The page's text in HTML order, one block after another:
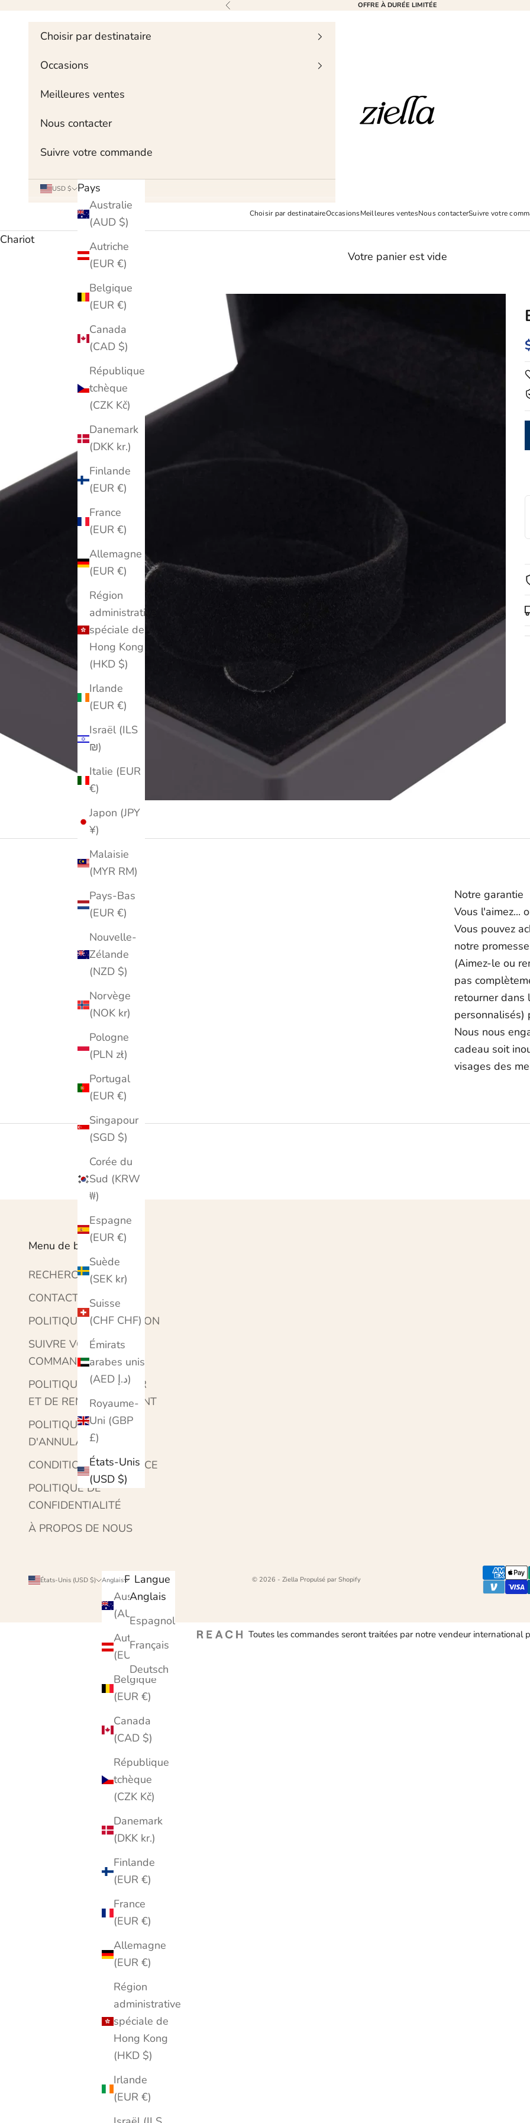
Précédent OFFRE À DURÉE LIMITÉE
Ziella
Choisir par destinataireOccasionsMeilleures ventesNous contacterSuivre votre
Choisir par destinataire
Occasions
Meilleures ventes
Nous contacter
Suivre votre commande
USD $
Pays
Australie
(AUD $)
Autriche
(EUR €)
Belgique
(EUR €)
Canada
(CAD $)
République
tchèque
(CZK Kč)
Danemark
(DKK kr.)
Finlande
(EUR €)
France
(EUR €)
Allemagne
(EUR €)
Région
administrative
spéciale de
Hong Kong
(HKD $)
Irlande
(EUR €)
Israël (ILS
₪)
Italie (EUR
€)
Japon (JPY
¥)
Malaisie
(MYR RM)
Pays-Bas
(EUR €)
Nouvelle-
Zélande
(NZD $)
Norvège
(NOK kr)
Pologne
(PLN zł)
Portugal
(EUR €)
Singapour
(SGD $)
Corée du
Sud (KRW
₩)
Espagne
(EUR €)
Suède
(SEK kr)
Suisse
(CHF CHF)
Émirats
arabes unis
(AED د.إ)
Royaume-
Uni (GBP
£)
États-Unis
(USD $)
Chariot
Votre panier est vide
Notre garantie
Vous l'aimez...
Vous pouvez
notre
(Aimez-le ou
pas
retourner dans
personnalisés)
Nous nous
cadeau soit
visages des
Menu de bas de page
RECHERCHE
CONTACTEZ-NOUS
POLITIQUE D'EXPÉDITION
SUIVRE VOTRE
COMMANDE
POLITIQUE DE RETOUR
ET DE REMBOURSEMENT
POLITIQUE
D'ANNULATION
CONDITIONS DE SERVICE
POLITIQUE DE
CONFIDENTIALITÉ
À PROPOS DE NOUS
États-Unis (USD $)
Pays
Australie
Autriche
Belgique
(EUR €)
Canada
(CAD $)
République
tchèque
(CZK Kč)
Danemark
(DKK kr.)
Finlande
(EUR €)
France
(EUR €)
Allemagne
(EUR €)
Région
administrative
spéciale de
Hong Kong
(HKD $)
Irlande
(EUR €)
Anglais
Langue
Anglais
Espagnol
Français
Deutsch
© 2026 - Ziella Propulsé par Shopify
Toutes les commandes seront traitées par notre vendeur international